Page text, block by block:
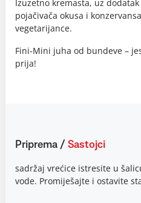
Izuzetno kremasta, uz
pojačivača okusa i
vegetarijance.
Fini-Mini juha od bundeve –
prija!
Priprema / Sastojci
sadržaj vrećice istresite u
vode. Promiješajte i ostavite